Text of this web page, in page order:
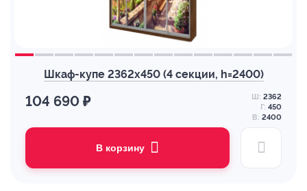
Шкаф-купе 2362х450 (4 секции, h=2400)
104 690 ₽ Ш: 2362
Г: 450
В: 2400
В корзину